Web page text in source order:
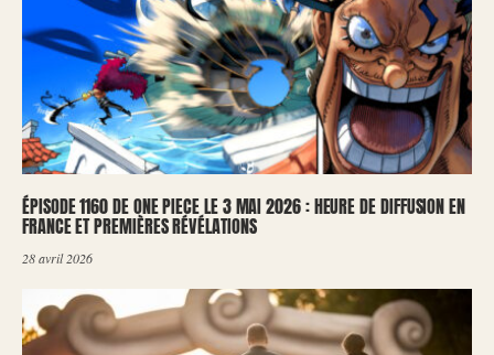
ÉPISODE 1160 DE ONE PIECE LE 3 MAI 2026 : HEURE DE DIFFUSION EN
FRANCE ET PREMIÈRES RÉVÉLATIONS
28 avril 2026